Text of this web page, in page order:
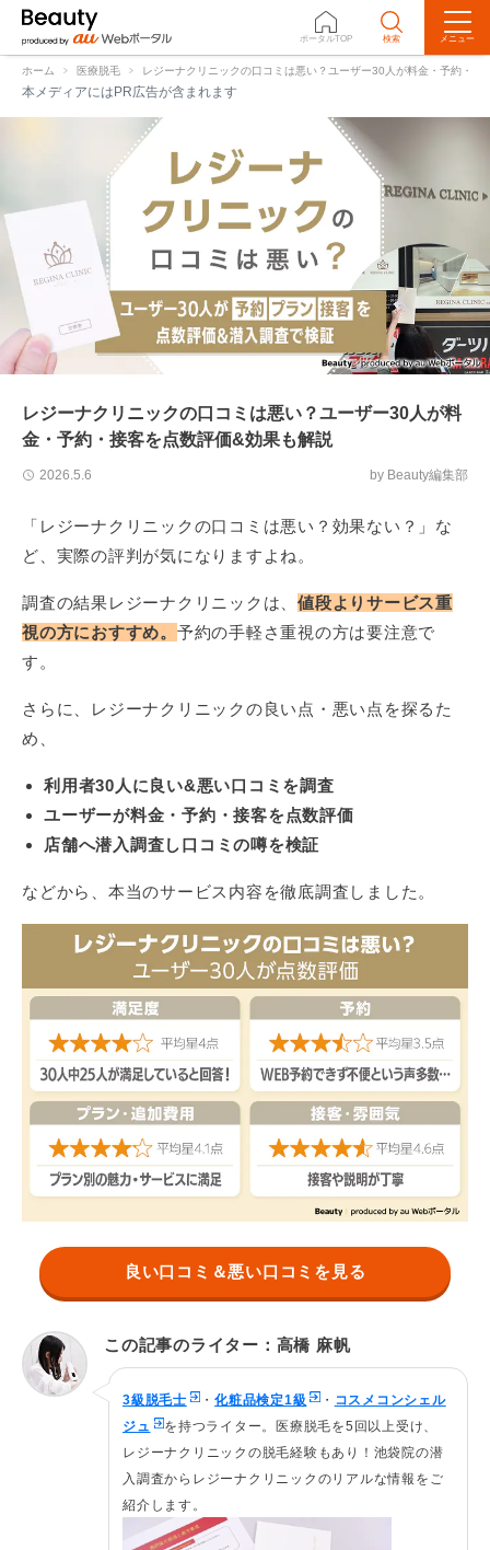
ポータルTOP 検索 メニュー
ホーム 医療脱毛 レジーナクリニックの口コミは悪い？ユーザー30人が料金・予約・接
本メディアにはPR広告が含まれます
レジーナクリニックの口コミは悪い？ユーザー30人が料
金・予約・接客を点数評価&効果も解説
2026.5.6 by Beauty編集部
口コミ評価 体験レポ Q&A
「レジーナクリニックの口コミは悪い？効果ない？」な
ど、実際の評判が気になりますよね。
調査の結果レジーナクリニックは、 値段よりサービス重
視の方におすすめ。 予約の手軽さ重視の方は要注意で
す。
さらに、レジーナクリニックの良い点・悪い点を探るた
め、
利用者30人に良い&悪い口コミを調査
ユーザーが料金・予約・接客を点数評価
店舗へ潜入調査し口コミの噂を検証
などから、本当のサービス内容を徹底調査しました。
良い口コミ＆悪い口コミを見る
この記事のライター：高橋 麻帆
3級脱毛士 ・化粧品検定1級 ・ コスメコンシェル
ジュ
を持つライター。医療脱毛を5回以上受け、
レジーナクリニックの脱毛経験もあり！池袋院の潜
入調査からレジーナクリニックのリアルな情報をご
紹介します。​​​